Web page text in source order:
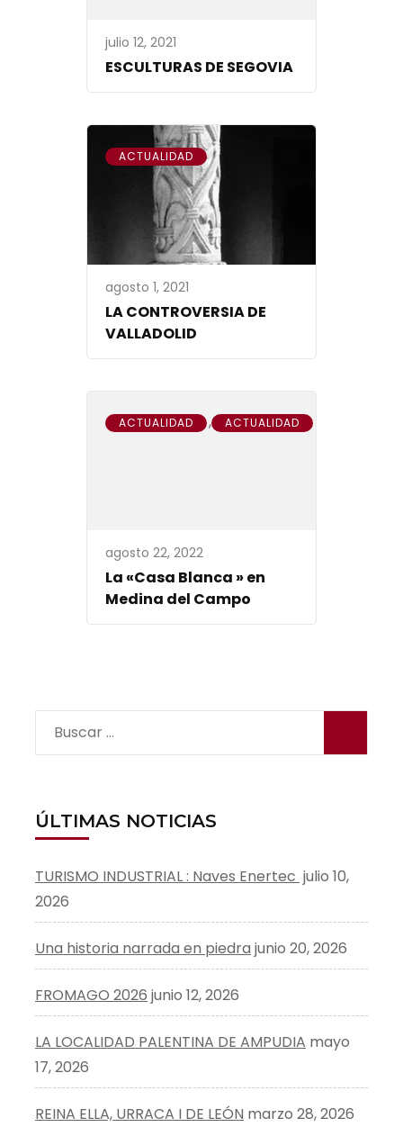
julio 12, 2021
ESCULTURAS DE SEGOVIA
ACTUALIDAD
agosto 1, 2021
LA CONTROVERSIA DE
VALLADOLID
ACTUALIDAD , ACTUALIDAD
agosto 22, 2022
La «Casa Blanca » en
Medina del Campo
Buscar:
ÚLTIMAS NOTICIAS
TURISMO INDUSTRIAL : Naves Enertec julio 10,
2026
Una historia narrada en piedra junio 20, 2026
FROMAGO 2026 junio 12, 2026
LA LOCALIDAD PALENTINA DE AMPUDIA mayo
17, 2026
REINA ELLA, URRACA I DE LEÓN marzo 28, 2026